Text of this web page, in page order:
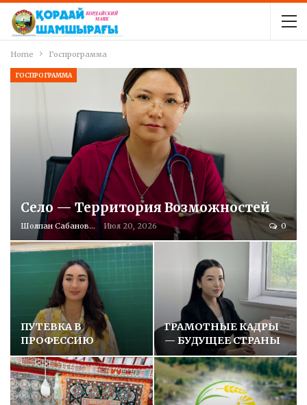
Home Госпрограмма
ГОСПРОГРАММА
Село — Территория Возможностей
Шолпан Сабанова Июл 20, 2026 0
ПУТЕВКА В
ПРОФЕССИЮ
ГРАМОТНЫЕ КАДРЫ
— БУДУЩЕЕ СТРАНЫ